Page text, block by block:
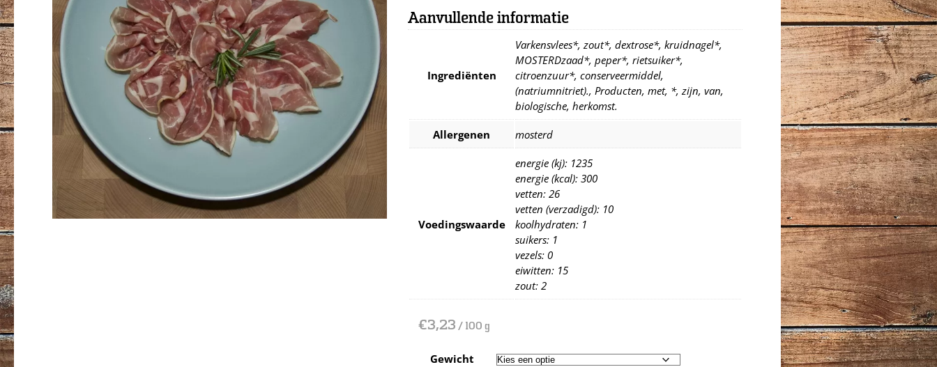
Aanvullende informatie
Ingrediënten
Varkensvlees*, zout*, dextrose*, kruidnagel*,
MOSTERDzaad*, peper*, rietsuiker*,
citroenzuur*, conserveermiddel,
(natriumnitriet)., Producten, met, *, zijn, van,
biologische, herkomst.
Allergenen mosterd
Voedingswaarde
energie (kj): 1235
energie (kcal): 300
vetten: 26
vetten (verzadigd): 10
koolhydraten: 1
suikers: 1
vezels: 0
eiwitten: 15
zout: 2
€3,23 / 100 g
Gewicht